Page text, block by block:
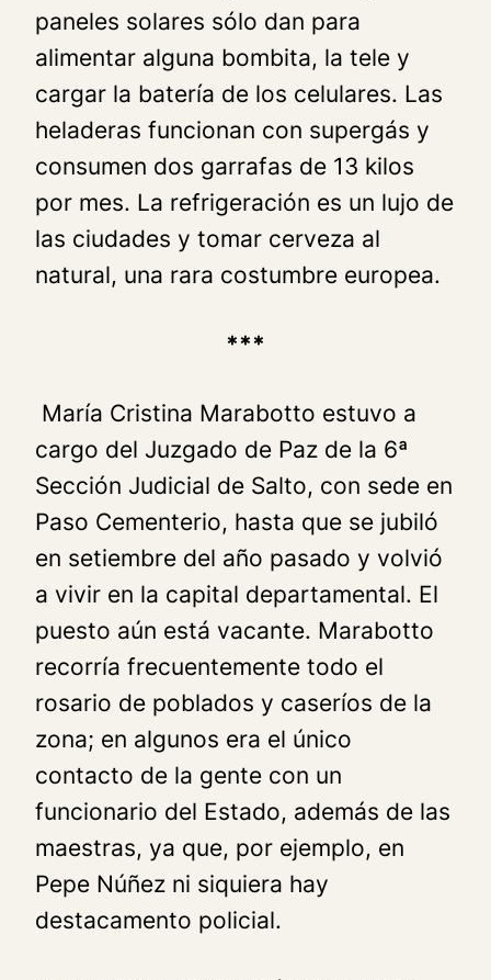
paneles solares sólo dan para
alimentar alguna bombita, la tele y
cargar la batería de los celulares. Las
heladeras funcionan con supergás y
consumen dos garrafas de 13 kilos
por mes. La refrigeración es un lujo de
las ciudades y tomar cerveza al
natural, una rara costumbre europea.
***
María Cristina Marabotto estuvo a
cargo del Juzgado de Paz de la 6ª
Sección Judicial de Salto, con sede en
Paso Cementerio, hasta que se jubiló
en setiembre del año pasado y volvió
a vivir en la capital departamental. El
puesto aún está vacante. Marabotto
recorría frecuentemente todo el
rosario de poblados y caseríos de la
zona; en algunos era el único
contacto de la gente con un
funcionario del Estado, además de las
maestras, ya que, por ejemplo, en
Pepe Núñez ni siquiera hay
destacamento policial.